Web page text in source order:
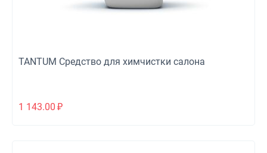
TANTUM Средство для химчистки салона
1 143.00 ₽